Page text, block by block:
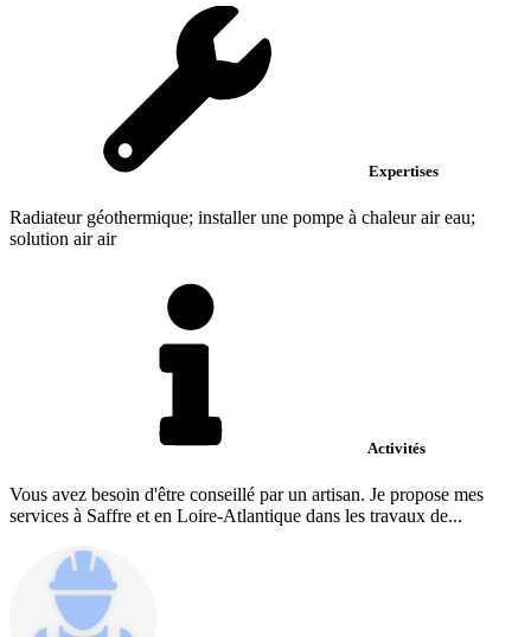
Expertises
Radiateur géothermique; installer une pompe à chaleur air eau;
solution air air
Activités
Vous avez besoin d'être conseillé par un artisan. Je propose mes
services à Saffre et en Loire-Atlantique dans les travaux de...